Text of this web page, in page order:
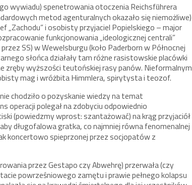
wywiadu) spenetrowania otoczenia Reichsführera
metod agenturalnych okazało się niemożliwe)
„Zachodu” i osobisty przyjaciel Popielskiego – major
funkcjonowania „ideologicznej centrali”
SS) w Wewelsburgu (koło Paderborn w Północnej
słońca działały tam różne rasistowskie placówki
zręby wyższości teutońskiej rasy panów. Nieformalnym
mag i wróżbita Himmlera, spirytysta i teozof.
chodziło o pozyskanie wiedzy na temat
operacji polegał na zdobyciu odpowiednio
(powiedzmy wprost: szantażować) na krąg przyjaciół
długofalowa gratka, co najmniej równa fenomenalnej
koncertowo spieprzonej przez socjopatów z
przez Gestapo czy Abwehrę) przerwała (czy
powrześniowego zamętu i prawie pełnego kolapsu